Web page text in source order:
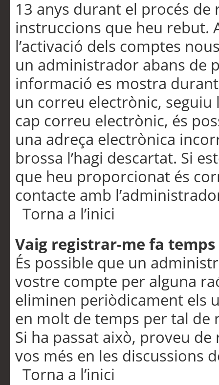
13 anys durant el procés de
instruccions que heu rebut.
l’activació dels comptes
un administrador abans de
informació es mostra
un correu electrònic,
cap correu electrònic, és
una adreça electrònica
brossa l’hagi descartat. Si
que heu proporcionat és
contacte amb
Torna a l’inici
Vaig registrar-me fa
És possible que un
vostre compte per alguna
eliminen periòdicament els
en molt de temps per tal de
Si ha passat això, proveu
vos més en les discussions
Torna a l’inici